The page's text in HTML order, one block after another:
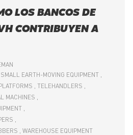
LOS BANCOS DE
CONTRIBUYEN A
SMALL EARTH-MOVING EQUIPMENT
TELEHANDLERS
MACHINES
WAREHOUSE EQUIPMENT